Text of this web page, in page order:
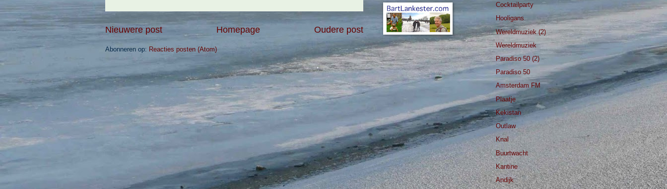
Nieuwere post Oudere post
Homepage
Abonneren op: Reacties posten (Atom)
Cocktailparty
Hooligans
Wereldmuziek (2)
Wereldmuziek
Paradiso 50 (2)
Paradiso 50
Amsterdam FM
Plaatje
Kekistan
Outlaw
Knal
Buurtwacht
Kantine
Andijk